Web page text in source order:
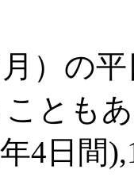
）の
とも
4日間